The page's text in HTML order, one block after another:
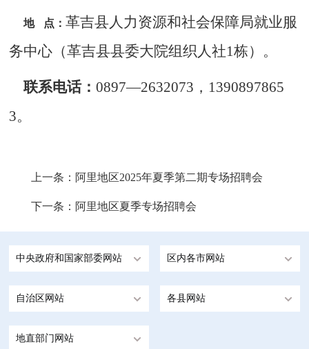
地 点：革吉县 人力资源和社会保障局就业服
务中心（革吉县县委大院组织人社1栋）。
联系电话：0897—2632073，1390897865
3。
上一条： 阿里地区2025年夏季第二期专场招聘会
下一条： 阿里地区夏季专场招聘会
中央政府和国家部委网站 区内各市网站
自治区网站 各县网站
地直部门网站